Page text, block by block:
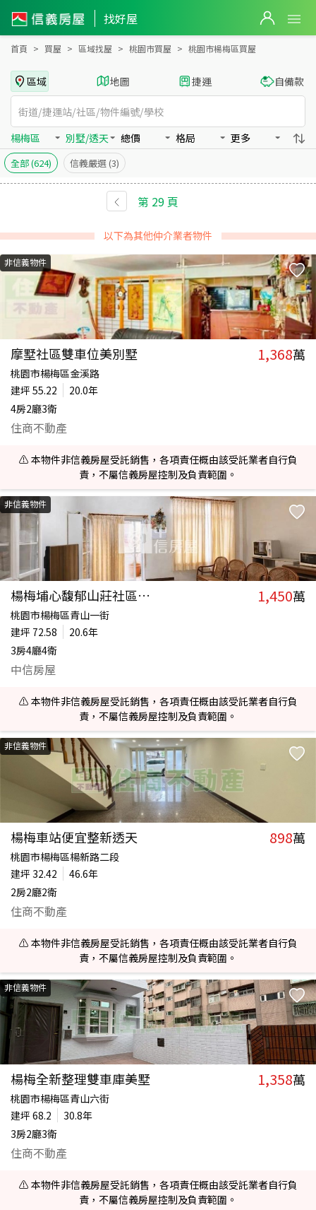
找好屋
桃園市楊梅區買房：別墅/透天房屋物件出售、房價分析
首頁 買屋 區域找屋 桃園市買屋 桃園市楊梅區買屋
區域 地圖 捷運 自備款
楊梅區 別墅/透天 總價 格局 更多
全部(624) 信義嚴選 (3)
第 29 頁
以下為其他仲介業者物件
非信義物件
摩墅社區雙車位美別墅 1,368萬
桃園市楊梅區金溪路
建坪 55.22
20.0年
4房2廳3衛
住商不動產
⚠️ 本物件非信義房屋受託銷售，各項責任概由該受託業者自行負
責，不屬信義房屋控制及負責範圍。
非信義物件
楊梅埔心馥郁山莊社區型美別墅-前院停車 1,450萬
桃園市楊梅區青山一街
建坪 72.58
20.6年
3房4廳4衛
中信房屋
⚠️ 本物件非信義房屋受託銷售，各項責任概由該受託業者自行負
責，不屬信義房屋控制及負責範圍。
非信義物件
楊梅車站便宜整新透天 898萬
桃園市楊梅區楊新路二段
建坪 32.42
46.6年
2房2廳2衛
住商不動產
⚠️ 本物件非信義房屋受託銷售，各項責任概由該受託業者自行負
責，不屬信義房屋控制及負責範圍。
非信義物件
楊梅全新整理雙車庫美墅 1,358萬
桃園市楊梅區青山六街
建坪 68.2
30.8年
3房2廳3衛
住商不動產
⚠️ 本物件非信義房屋受託銷售，各項責任概由該受託業者自行負
責，不屬信義房屋控制及負責範圍。